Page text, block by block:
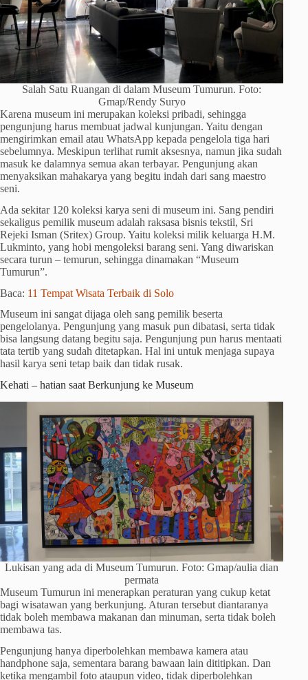
Salah Satu Ruangan di dalam Museum Tumurun. Foto:
Gmap/Rendy Suryo
Karena museum ini merupakan koleksi pribadi, sehingga
pengunjung harus membuat jadwal kunjungan. Yaitu dengan
mengirimkan email atau WhatsApp kepada pengelola tiga hari
sebelumnya. Meskipun terlihat rumit aksesnya, namun jika sudah
masuk ke dalamnya semua akan terbayar. Pengunjung akan
menyaksikan mahakarya yang begitu indah dari sang maestro
seni.
Ada sekitar 120 koleksi karya seni di museum ini. Sang pendiri
sekaligus pemilik museum adalah raksasa bisnis tekstil, Sri
Rejeki Isman (Sritex) Group. Yaitu koleksi milik keluarga H.M.
Lukminto, yang hobi mengoleksi barang seni. Yang diwariskan
secara turun – temurun, sehingga dinamakan “Museum
Tumurun”.
Baca: 11 Tempat Wisata Terbaik di Solo
Museum ini sangat dijaga oleh sang pemilik beserta
pengelolanya. Pengunjung yang masuk pun dibatasi, serta tidak
bisa langsung datang begitu saja. Pengunjung pun harus mentaati
tata tertib yang sudah ditetapkan. Hal ini untuk menjaga supaya
hasil karya seni tetap baik dan tidak rusak.
Kehati – hatian saat Berkunjung ke Museum
Lukisan yang ada di Museum Tumurun. Foto: Gmap/aulia dian
permata
Museum Tumurun ini menerapkan peraturan yang cukup ketat
bagi wisatawan yang berkunjung. Aturan tersebut diantaranya
tidak boleh membawa makanan dan minuman, serta tidak boleh
membawa tas.
Pengunjung hanya diperbolehkan membawa kamera atau
handphone saja, sementara barang bawaan lain dititipkan. Dan
ketika mengambil foto ataupun video, tidak diperbolehkan